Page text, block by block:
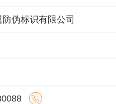
伪标识有限公司